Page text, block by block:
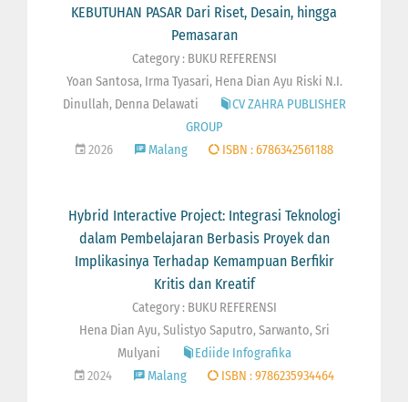
KEBUTUHAN PASAR Dari Riset, Desain, hingga
Pemasaran
Category : BUKU REFERENSI
Yoan Santosa, Irma Tyasari, Hena Dian Ayu Riski N.I.
Dinullah, Denna Delawati
CV ZAHRA PUBLISHER
GROUP
2026
Malang ISBN : 6786342561188
Hybrid Interactive Project: Integrasi Teknologi
dalam Pembelajaran Berbasis Proyek dan
Implikasinya Terhadap Kemampuan Berfikir
Kritis dan Kreatif
Category : BUKU REFERENSI
Hena Dian Ayu, Sulistyo Saputro, Sarwanto, Sri
Mulyani
Ediide Infografika
2024
Malang ISBN : 9786235934464